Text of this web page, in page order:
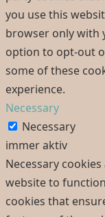
you use this
browser only with
option to opt-out
some of these
experience.
Necessary
Necessary
immer aktiv
Necessary
website to
cookies that